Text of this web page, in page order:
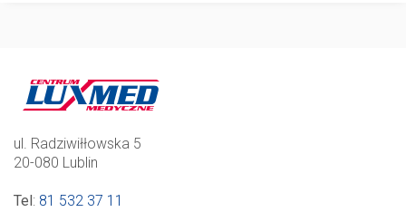
ul. Radziwiłłowska 5
20-080 Lublin
Tel: 81 532 37 11